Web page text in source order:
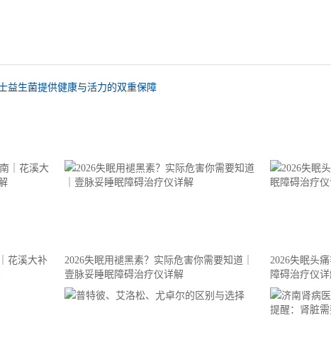
益生菌提供健康与活力的双重保障
花溪大补
2026失眠用褪黑素？实际危害你需要知道｜
壹脉妥睡眠障碍治疗仪详解
2026失眠头
障碍治疗仪